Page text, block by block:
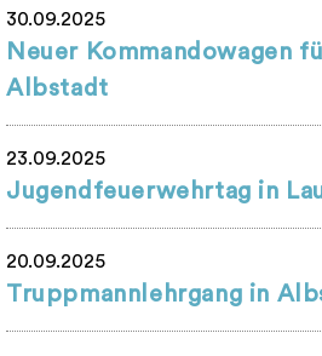
30.09.2025
Neuer Kommandowagen
Albstadt
23.09.2025
Jugendfeuerwehrtag in
20.09.2025
Truppmannlehrgang in